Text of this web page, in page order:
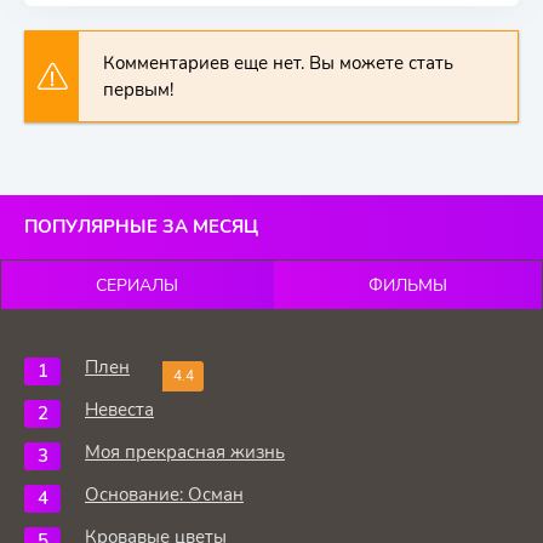
Комментариев еще нет. Вы можете стать
первым!
ПОПУЛЯРНЫЕ ЗА МЕСЯЦ
СЕРИАЛЫ ФИЛЬМЫ
4.4
Плен
Невеста
Моя прекрасная жизнь
Основание: Осман
Кровавые цветы